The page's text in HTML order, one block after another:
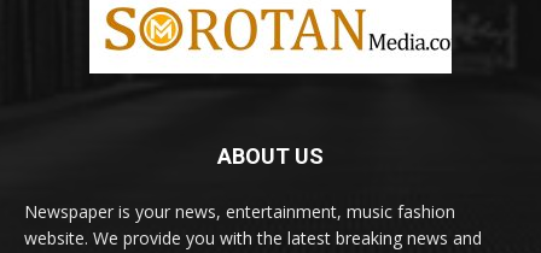
ABOUT US
Newspaper is your news, entertainment, music fashion
website. We provide you with the latest breaking news and